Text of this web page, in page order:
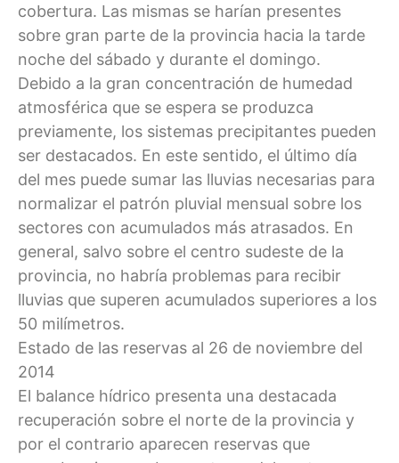
cobertura. Las mismas se harían presentes
sobre gran parte de la provincia hacia la tarde
noche del sábado y durante el domingo.
Debido a la gran concentración de humedad
atmosférica que se espera se produzca
previamente, los sistemas precipitantes pueden
ser destacados. En este sentido, el último día
del mes puede sumar las lluvias necesarias para
normalizar el patrón pluvial mensual sobre los
sectores con acumulados más atrasados. En
general, salvo sobre el centro sudeste de la
provincia, no habría problemas para recibir
lluvias que superen acumulados superiores a los
50 milímetros.
Estado de las reservas al 26 de noviembre del
2014
El balance hídrico presenta una destacada
recuperación sobre el norte de la provincia y
por el contrario aparecen reservas que